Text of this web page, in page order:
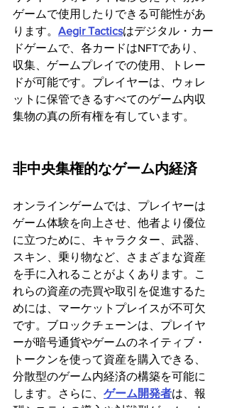
ゲームで使用したりできる可能性があ
ります。 Aegir Tacticsはデジタル・カー
ドゲームで、各カードはNFTであり、
収集、ゲームプレイでの使用、トレー
ドが可能です。プレイヤーは、ウォレ
ットに保管できるすべてのゲーム内収
集物の真の所有権を有しています。
‍非中央集権的なゲーム内経済
オンラインゲームでは、プレイヤーは
ゲーム体験を向上させ、他者より優位
に立つために、キャラクター、武器、
スキン、乗り物など、さまざまな資産
を手に入れることがよくあります。こ
れらの資産の売買や取引を促進するた
めには、マーケットプレイスが不可欠
です。ブロックチェーンは、プレイヤ
ーが暗号通貨やゲームのネイティブ・
トークンを使って資産を購入できる、
分散型のゲーム内経済の構築を可能に
します。さらに、 ゲーム開発者は、報